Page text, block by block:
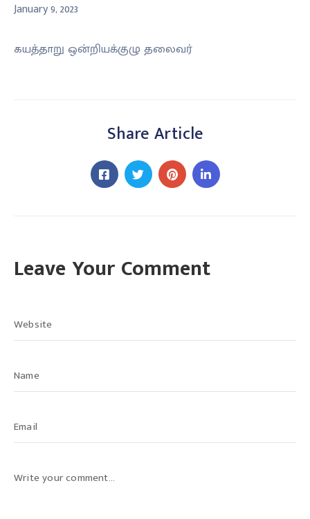
January 9, 2023
கயத்தாறு ஒன்றியக்குழு தலைவர்
Share Article
Leave Your Comment